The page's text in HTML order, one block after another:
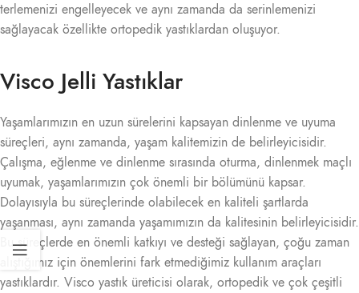
terlemenizi engelleyecek ve aynı zamanda da serinlemenizi
sağlayacak özellikte ortopedik yastıklardan oluşuyor.
Visco Jelli Yastıklar
Yaşamlarımızın en uzun sürelerini kapsayan dinlenme ve uyuma
süreçleri, aynı zamanda, yaşam kalitemizin de belirleyicisidir.
Çalışma, eğlenme ve dinlenme sırasında oturma, dinlenmek maçlı
uyumak, yaşamlarımızın çok önemli bir bölümünü kapsar.
Dolayısıyla bu süreçlerinde olabilecek en kaliteli şartlarda
yaşanması, aynı zamanda yaşamımızın da kalitesinin belirleyicisidir.
Bu süreçlerde en önemli katkıyı ve desteği sağlayan, çoğu zaman
alıştığımız için önemlerini fark etmediğimiz kullanım araçları
yastıklardır. Visco yastık üreticisi olarak, ortopedik ve çok çeşitli